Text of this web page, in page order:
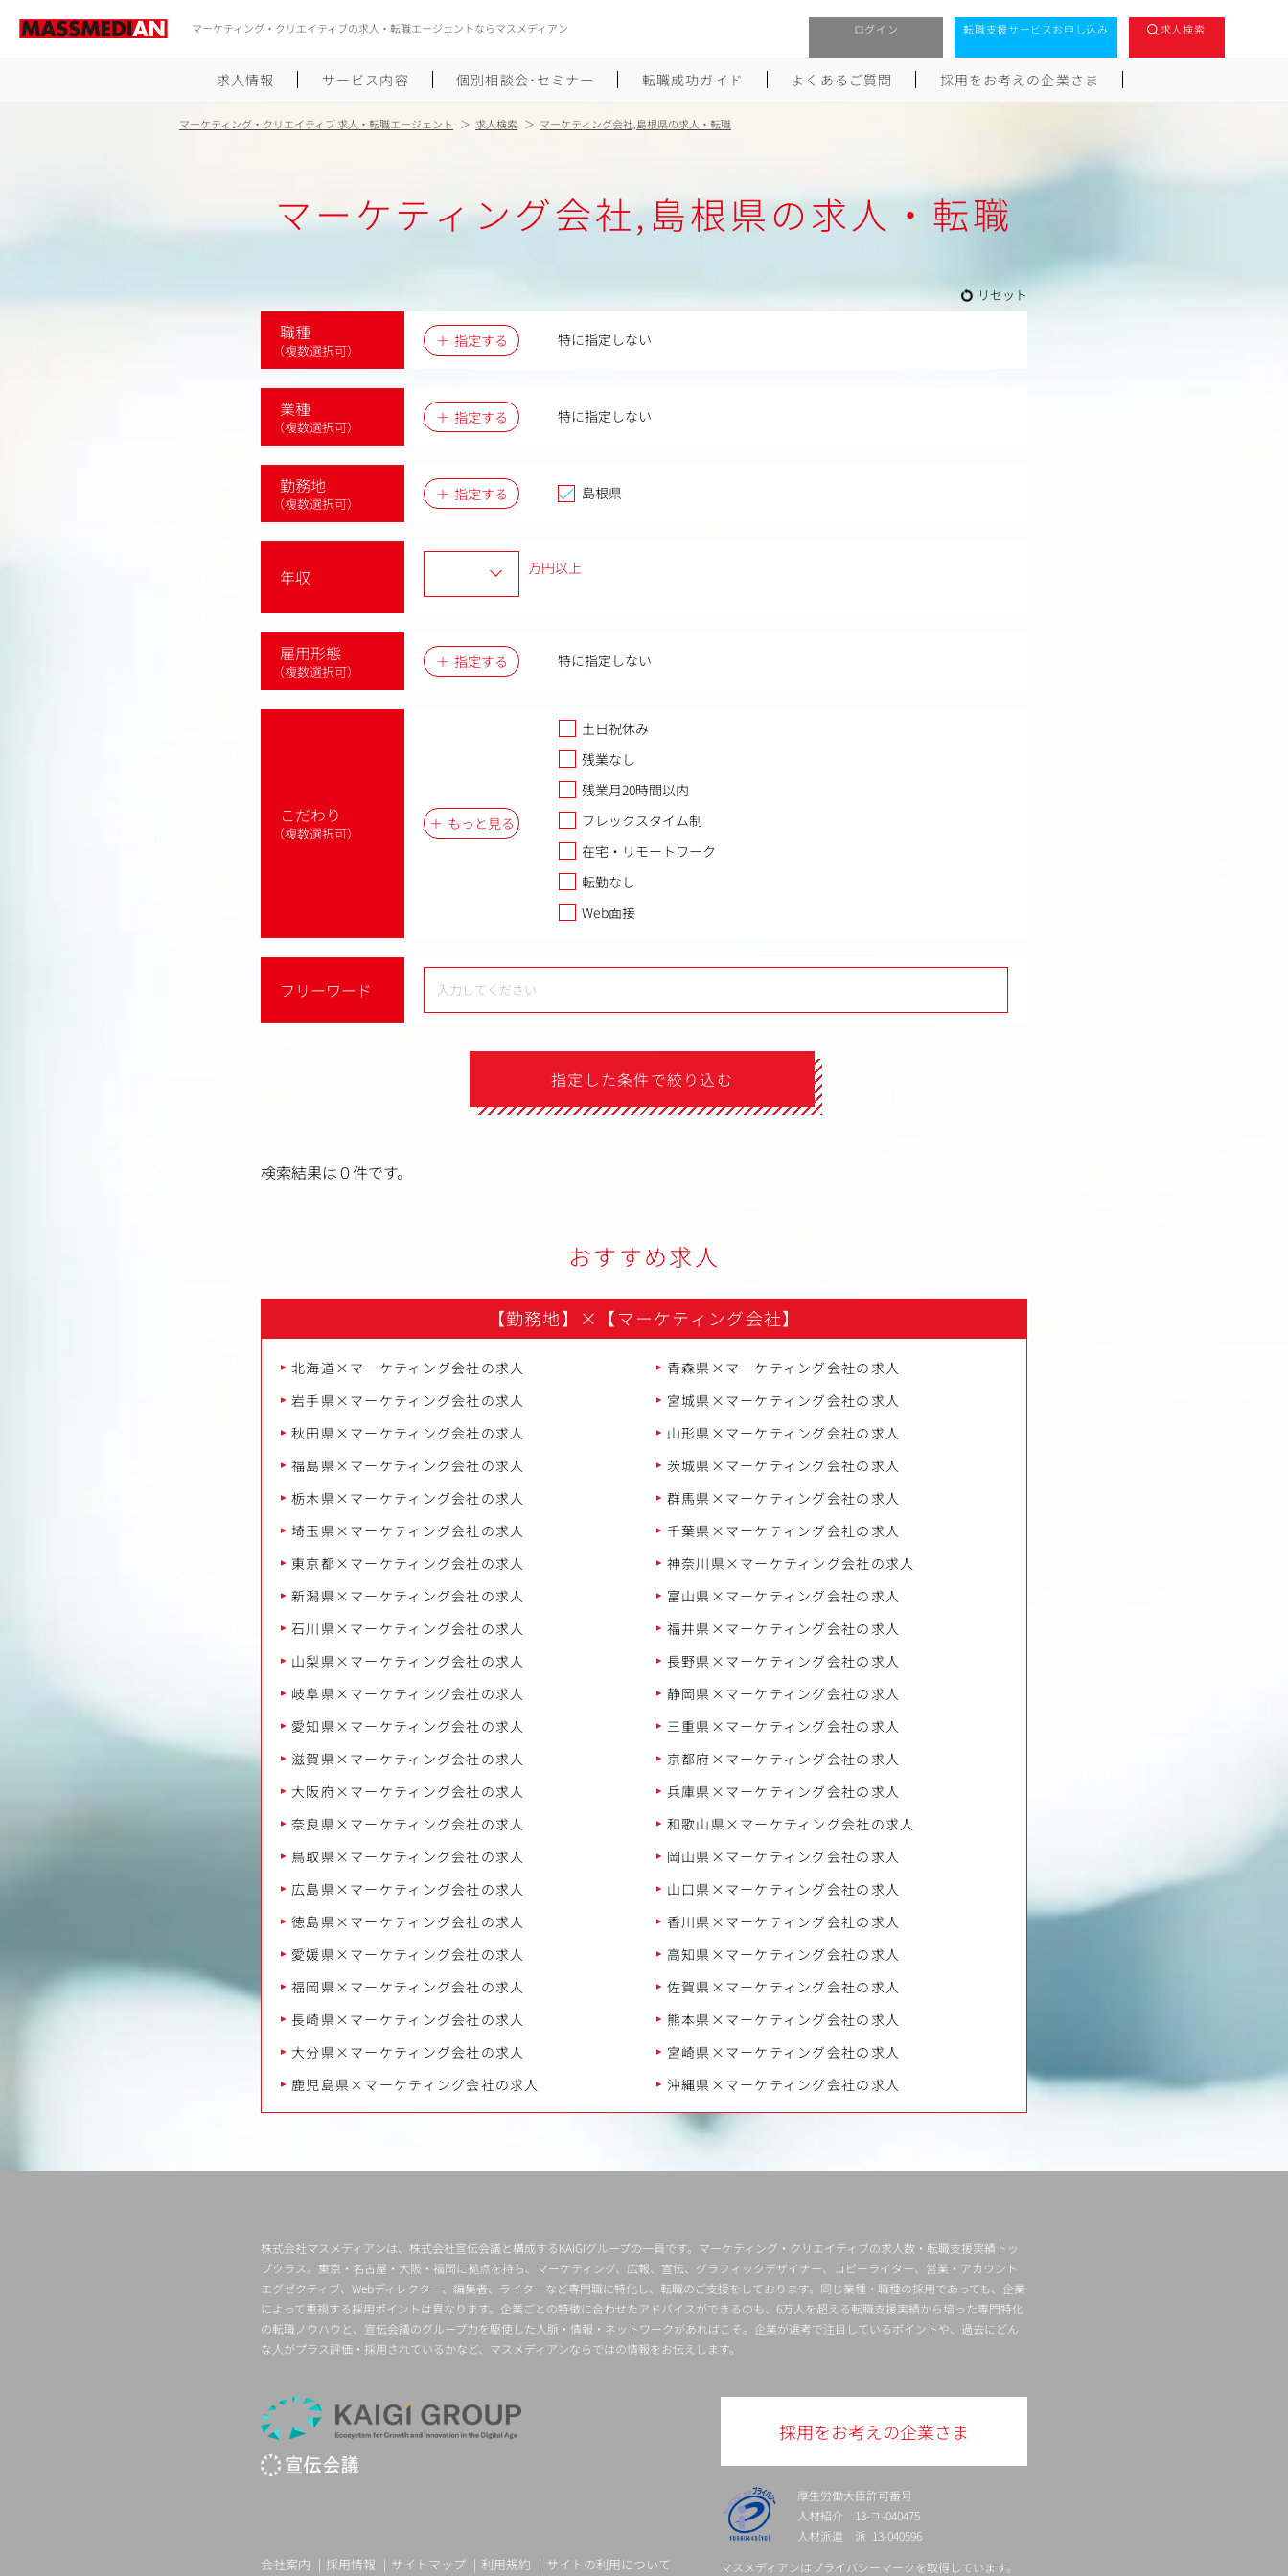
マーケティング・クリエイティブの求人・転職エージェントならマスメディアン ログイン 転職支援サービスお申し込み 求人検索
求人情報 サービス内容 個別相談会･セミナー 転職成功ガイド
履歴書のつくり方
面接対策
大手広告会社への転職
よくあるご質問 採用をお考えの企業さま
マーケティング・クリエイティブ 求人・転職エージェント 求人検索 マーケティング会社,島根県の求人・転職
マーケティング会社,島根県の求人・転職
リセット
職種
（複数選択可）
指定する 特に指定しない
業種
（複数選択可）
指定する 特に指定しない
勤務地
（複数選択可）
指定する 島根県
年収 万円以上
雇用形態
（複数選択可）
指定する 特に指定しない
こだわり
（複数選択可）
もっと見る
土日祝休み
残業なし
残業月20時間以内
フレックスタイム制
在宅・リモートワーク
転勤なし
Web面接
フリーワード
指定した条件で絞り込む
検索結果は０件です。
おすすめ求人
【勤務地】 × 【マーケティング会社】
北海道×マーケティング会社の求人
青森県×マーケティング会社の求人
岩手県×マーケティング会社の求人
宮城県×マーケティング会社の求人
秋田県×マーケティング会社の求人
山形県×マーケティング会社の求人
福島県×マーケティング会社の求人
茨城県×マーケティング会社の求人
栃木県×マーケティング会社の求人
群馬県×マーケティング会社の求人
埼玉県×マーケティング会社の求人
千葉県×マーケティング会社の求人
東京都×マーケティング会社の求人
神奈川県×マーケティング会社の求人
新潟県×マーケティング会社の求人
富山県×マーケティング会社の求人
石川県×マーケティング会社の求人
福井県×マーケティング会社の求人
山梨県×マーケティング会社の求人
長野県×マーケティング会社の求人
岐阜県×マーケティング会社の求人
静岡県×マーケティング会社の求人
愛知県×マーケティング会社の求人
三重県×マーケティング会社の求人
滋賀県×マーケティング会社の求人
京都府×マーケティング会社の求人
大阪府×マーケティング会社の求人
兵庫県×マーケティング会社の求人
奈良県×マーケティング会社の求人
和歌山県×マーケティング会社の求人
鳥取県×マーケティング会社の求人
岡山県×マーケティング会社の求人
広島県×マーケティング会社の求人
山口県×マーケティング会社の求人
徳島県×マーケティング会社の求人
香川県×マーケティング会社の求人
愛媛県×マーケティング会社の求人
高知県×マーケティング会社の求人
福岡県×マーケティング会社の求人
佐賀県×マーケティング会社の求人
長崎県×マーケティング会社の求人
熊本県×マーケティング会社の求人
大分県×マーケティング会社の求人
宮崎県×マーケティング会社の求人
鹿児島県×マーケティング会社の求人
沖縄県×マーケティング会社の求人
株式会社マスメディアンは、株式会社宣伝会議と構成するKAIGIグループの一員です。マーケティング・クリエイティブの求人数・転職支援実績トッ
プクラス。東京・名古屋・大阪・福岡に拠点を持ち、マーケティング、広報、宣伝、グラフィックデザイナー、コピーライター、営業・アカウント
エグゼクティブ、Webディレクター、編集者、ライターなど専門職に特化し、転職のご支援をしております。同じ業種・職種の採用であっても、企業
によって重視する採用ポイントは異なります。企業ごとの特徴に合わせたアドバイスができるのも、6万人を超える転職支援実績から培った専門特化
の転職ノウハウと、宣伝会議のグループ力を駆使した人脈・情報・ネットワークがあればこそ。企業が選考で注目しているポイントや、過去にどん
な人がプラス評価・採用されているかなど、マスメディアンならではの情報をお伝えします。
採用をお考えの企業さま
厚生労働大臣許可番号
人材紹介 13-ユ-040475
人材派遣 派 13-040596
マスメディアンはプライバシーマークを取得しています。
会社案内 採用情報 サイトマップ 利用規約 サイトの利用について